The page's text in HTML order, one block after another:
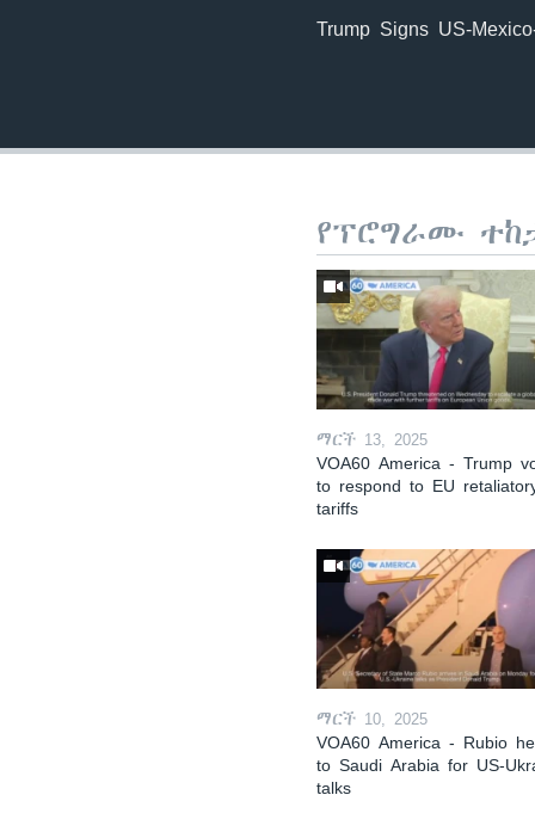
Trump Signs US-
የፕሮግራሙ
ማርች 13, 2025
VOA60 America - Trump
to respond to EU
tariffs
ማርች 10, 2025
VOA60 America - Rubio
to Saudi Arabia for US-
talks